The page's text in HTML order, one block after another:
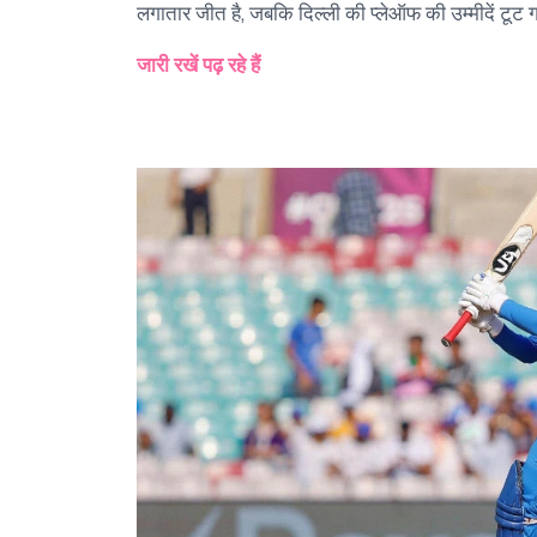
लगातार जीत है, जबकि दिल्ली की प्लेऑफ की उम्मीदें टूट
जारी रखें पढ़ रहे हैं